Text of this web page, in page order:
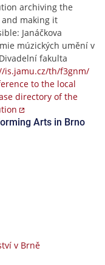
archiving the
making it
Janáčkova
múzických umění v
fakulta
is.jamu.cz/th/f3gnm/
to the local
directory of the
Arts in Brno
v Brně